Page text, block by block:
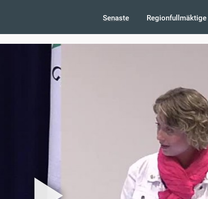
Senaste Regionfullmäktige